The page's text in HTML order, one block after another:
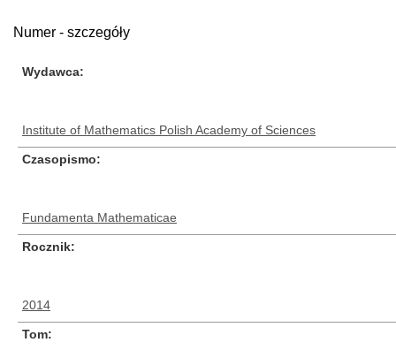
Numer - szczegóły
Wydawca
Institute of Mathematics Polish Academy of Sciences
Czasopismo
Fundamenta Mathematicae
Rocznik
2014
Tom